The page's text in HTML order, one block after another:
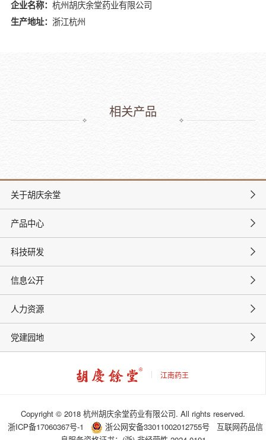
企业名称： 杭州胡庆余堂药业有限公司
生产地址： 浙江杭州
相关产品
关于胡庆余堂
产品中心
科技研发
信息公开
人力资源
党建园地
江南药王
Copyright © 2018 杭州胡庆余堂药业有限公司. All rights reserved.
浙ICP备17060367号-1
浙公网安备33011002012755号
互联网药品信